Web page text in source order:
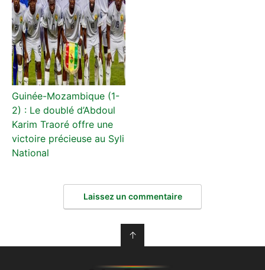
Guinée-Mozambique (1-
2) : Le doublé d’Abdoul
Karim Traoré offre une
victoire précieuse au Syli
National
Laissez un commentaire
↑